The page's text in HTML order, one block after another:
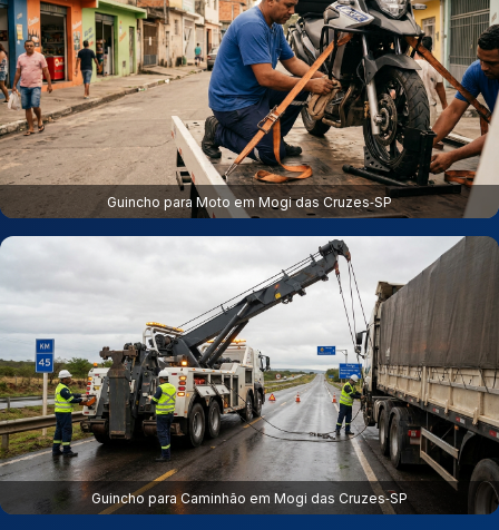
Guincho para Moto em Mogi das Cruzes‑SP
Guincho para Caminhão em Mogi das Cruzes‑SP